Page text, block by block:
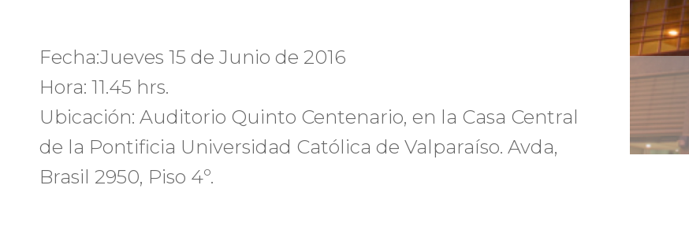
Fecha:Jueves 15 de Junio de 2016
Hora: 11.45 hrs.
Ubicación: Auditorio Quinto Centenario, en la Casa Central
de la Pontificia Universidad Católica de Valparaíso. Avda,
Brasil 2950, Piso 4º.